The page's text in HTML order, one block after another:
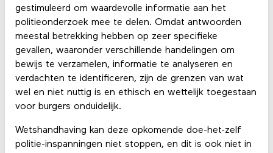
gestimuleerd om waardevolle informatie aan het
politieonderzoek mee te delen. Omdat antwoorden
meestal betrekking hebben op zeer specifieke
gevallen, waaronder verschillende handelingen om
bewijs te verzamelen, informatie te analyseren en
verdachten te identificeren, zijn de grenzen van wat
wel en niet nuttig is en ethisch en wettelijk toegestaan
​​voor burgers onduidelijk.
Wetshandhaving kan deze opkomende doe-het-zelf
politie-inspanningen niet stoppen, en dit is ook niet in